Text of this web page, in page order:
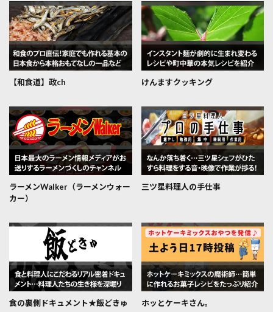
【和食道】政ch けんますクッキング
ラーメンWalker（ラーメンウォー
カー）
三ツ星料理人の手仕事
食の裏側ドキュメント★飯どきゅ ホッとケーキさん。